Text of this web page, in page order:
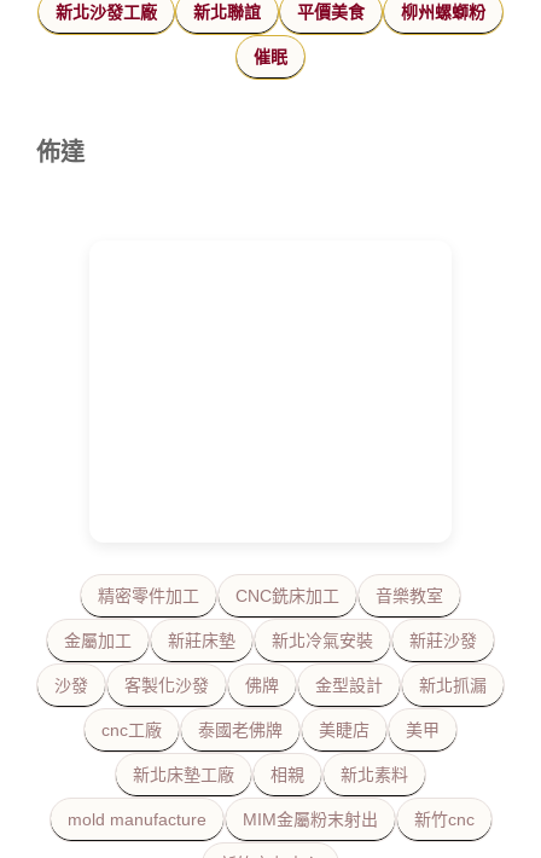
新北沙發工廠 新北聯誼 平價美食 柳州螺螄粉
催眠
佈達
精密零件加工 CNC銑床加工 音樂教室
金屬加工 新莊床墊 新北冷氣安裝 新莊沙發
沙發 客製化沙發 佛牌 金型設計 新北抓漏
cnc工廠 泰國老佛牌 美睫店 美甲
新北床墊工廠 相親 新北素料
mold manufacture MIM金屬粉末射出 新竹cnc